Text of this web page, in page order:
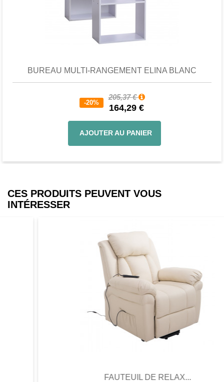
BUREAU MULTI-RANGEMENT ELINA BLANC
-20%
205,37 €
164,29 €
AJOUTER AU PANIER
Favori
CES PRODUITS PEUVENT VOUS
INTÉRESSER
FAUTEUIL DE RELAX...